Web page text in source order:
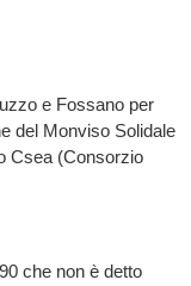
e Fossano per
del Monviso Solidale
Csea (Consorzio
che non è detto